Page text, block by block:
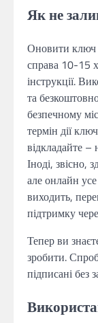
Як не
Оновити ключ
справа 10-15
інструкції.
та
безпечному
термін дії
відкладайте –
Іноді, звісно,
але онлайн
виходить,
підтримку
Тепер ви
зробити.
підписані без